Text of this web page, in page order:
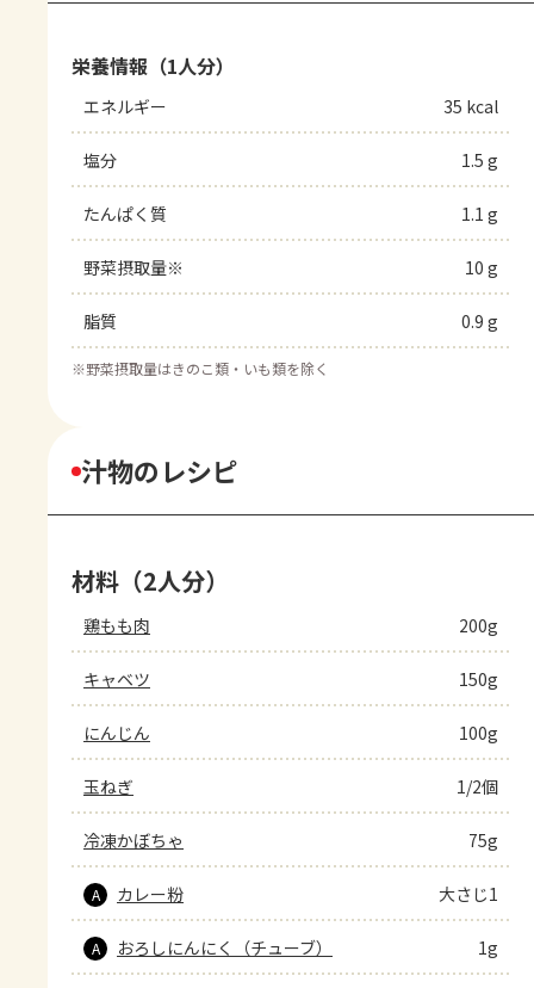
栄養情報（1人分）
エネルギー 35 kcal
塩分 1.5 g
たんぱく質 1.1 g
野菜摂取量※ 10 g
脂質 0.9 g
※野菜摂取量はきのこ類・いも類を除く
汁物のレシピ
材料（2人分）
鶏もも肉 200g
キャベツ 150g
にんじん 100g
玉ねぎ 1/2個
冷凍かぼちゃ 75g
A カレー粉 大さじ1
A おろしにんにく（チューブ） 1g